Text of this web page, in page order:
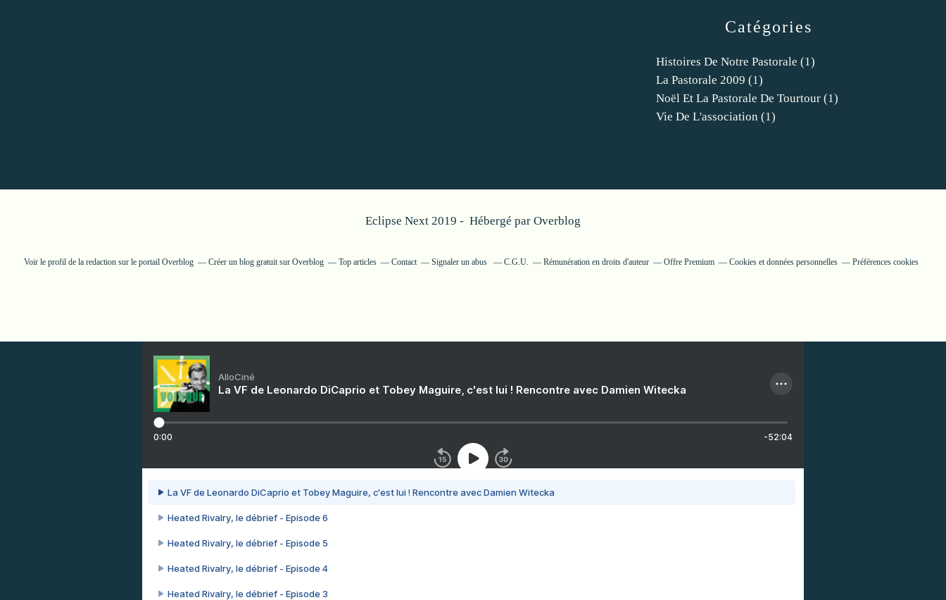
Catégories
Histoires De Notre Pastorale (1)
La Pastorale 2009 (1)
Noël Et La Pastorale De Tourtour (1)
Vie De L'association (1)
Eclipse Next 2019 - Hébergé par Overblog
Voir le profil de la redactionsur le portail Overblog Créer un blog gratuit sur Overblog Top articles Contact Signaler un abus C.G.U. Rémunération en droits d'auteur Offre Premium Cookies et données personnelles Préférences cookies
AlloCiné
La VF de Leonardo DiCaprio et Tobey Maguire, c'est lui ! Rencontre avec Damien Witecka
0:00 -52:04
La VF de Leonardo DiCaprio et Tobey Maguire, c'est lui ! Rencontre avec Damien Witecka
Heated Rivalry, le débrief - Episode 6
Heated Rivalry, le débrief - Episode 5
Heated Rivalry, le débrief - Episode 4
Heated Rivalry, le débrief - Episode 3